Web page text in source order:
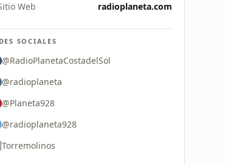
Web radioplaneta.com
SOCIALES
@RadioPlanetaCostadelSol
@radioplaneta
@Planeta928
@radioplaneta928
Torremolinos